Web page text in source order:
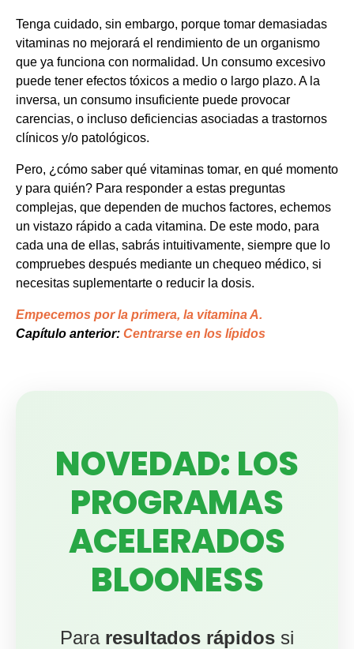
Tenga cuidado, sin embargo, porque tomar demasiadas
vitaminas no mejorará el rendimiento de un organismo
que ya funciona con normalidad. Un consumo excesivo
puede tener efectos tóxicos a medio o largo plazo. A la
inversa, un consumo insuficiente puede provocar
carencias, o incluso deficiencias asociadas a trastornos
clínicos y/o patológicos.
Pero, ¿cómo saber qué vitaminas tomar, en qué momento
y para quién? Para responder a estas preguntas
complejas, que dependen de muchos factores, echemos
un vistazo rápido a cada vitamina. De este modo, para
cada una de ellas, sabrás intuitivamente, siempre que lo
compruebes después mediante un chequeo médico, si
necesitas suplementarte o reducir la dosis.
Empecemos por la primera, la vitamina A.
Capítulo anterior: Centrarse en los lípidos
NOVEDAD: LOS
PROGRAMAS
ACELERADOS
BLOONESS
Para resultados rápidos si